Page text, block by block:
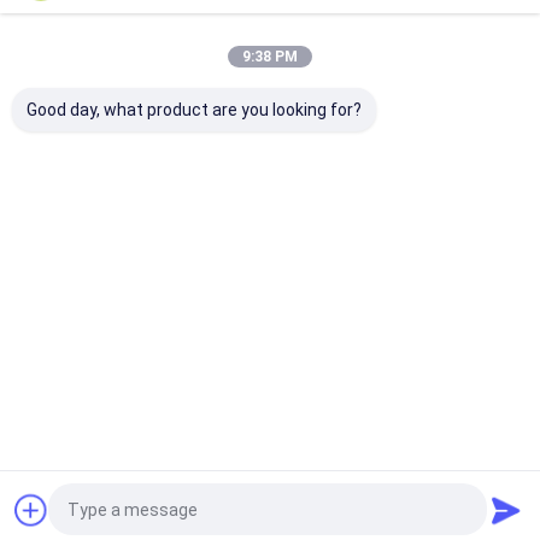
ভিডিও
সাইটম্যাপ
গোপনীয়তা নীতি
চীন কারখানা.Copyright © 2026 Wuxi jia Miao
Technology Co.ltd. All Rights Reserved.
9:38 PM
Good day, what product are you looking for?